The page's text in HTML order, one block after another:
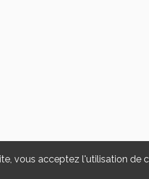
vous acceptez l'utilisation de